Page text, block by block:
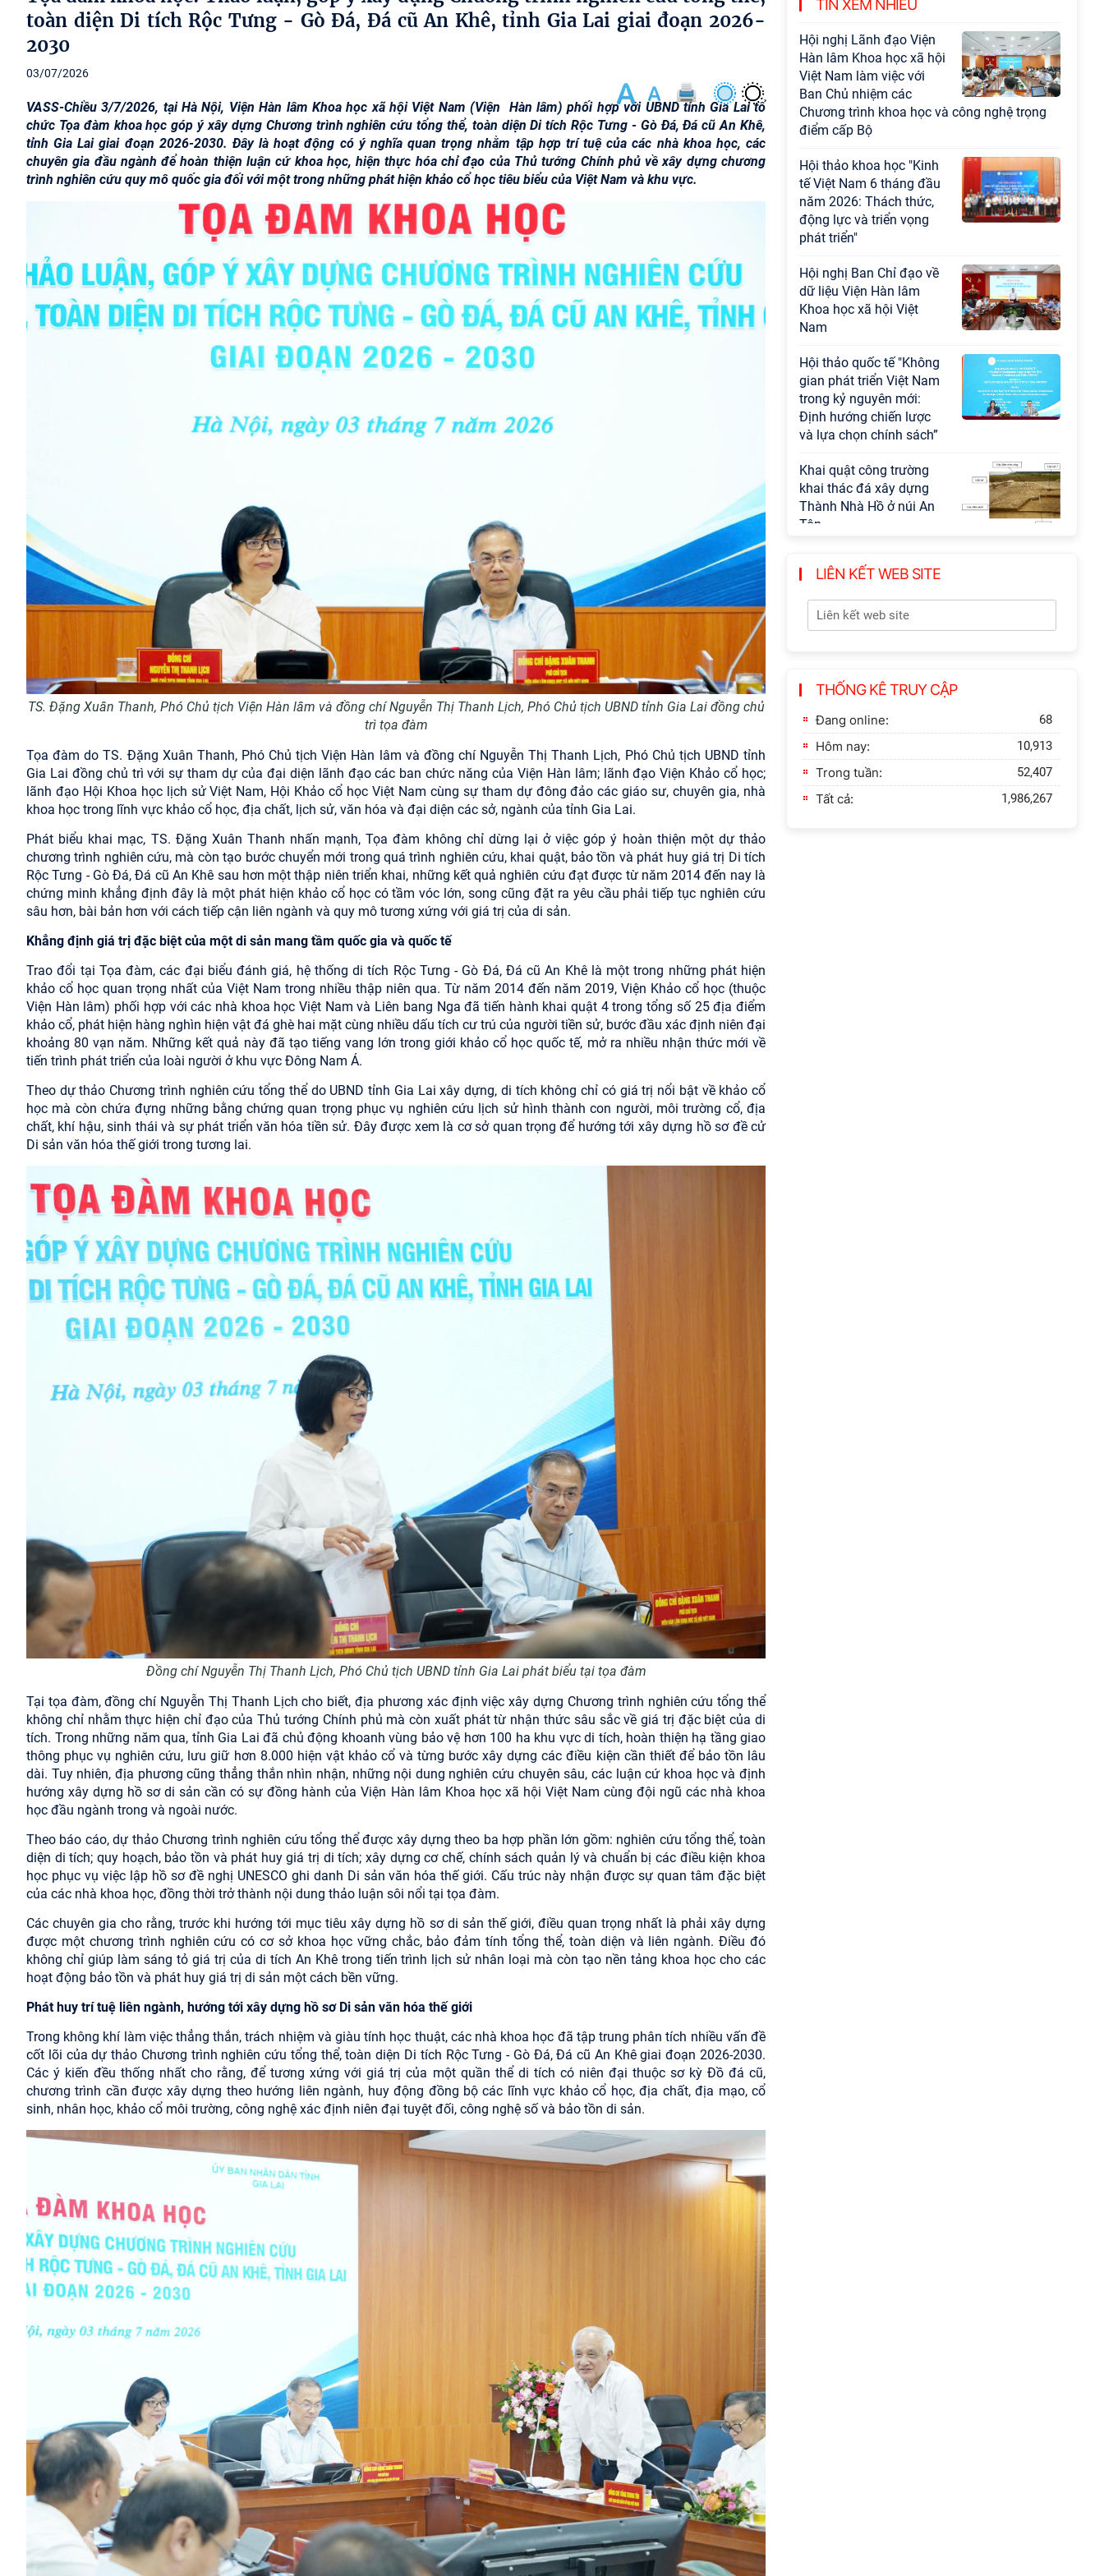
toàn diện Di tích Rộc Tưng - Gò Đá, Đá cũ An Khê, tỉnh Gia Lai giai đoạn 2026-
2030
03/07/2026
VASS-Chiều 3/7/2026, tại Hà Nội, Viện Hàn lâm Khoa học xã hội Việt Nam (Viện Hàn lâm) phối hợp với UBND tỉnh Gia Lai tổ
chức Tọa đàm khoa học góp ý xây dựng Chương trình nghiên cứu tổng thể, toàn diện Di tích Rộc Tưng - Gò Đá, Đá cũ An Khê,
tỉnh Gia Lai giai đoạn 2026-2030. Đây là hoạt động có ý nghĩa quan trọng nhằm tập hợp trí tuệ của các nhà khoa học, các
chuyên gia đầu ngành để hoàn thiện luận cứ khoa học, hiện thực hóa chỉ đạo của Thủ tướng Chính phủ về xây dựng chương
trình nghiên cứu quy mô quốc gia đối với một trong những phát hiện khảo cổ học tiêu biểu của Việt Nam và khu vực.
TS. Đặng Xuân Thanh, Phó Chủ tịch Viện Hàn lâm và đồng chí Nguyễn Thị Thanh Lịch, Phó Chủ tịch UBND tỉnh Gia Lai đồng chủ
trì tọa đàm
Tọa đàm do TS. Đặng Xuân Thanh, Phó Chủ tịch Viện Hàn lâm và đồng chí Nguyễn Thị Thanh Lịch, Phó Chủ tịch UBND tỉnh
Gia Lai đồng chủ trì với sự tham dự của đại diện lãnh đạo các ban chức năng của Viện Hàn lâm; lãnh đạo Viện Khảo cổ học;
lãnh đạo Hội Khoa học lịch sử Việt Nam, Hội Khảo cổ học Việt Nam cùng sự tham dự đông đảo các giáo sư, chuyên gia, nhà
khoa học trong lĩnh vực khảo cổ học, địa chất, lịch sử, văn hóa và đại diện các sở, ngành của tỉnh Gia Lai.
Phát biểu khai mạc, TS. Đặng Xuân Thanh nhấn mạnh, Tọa đàm không chỉ dừng lại ở việc góp ý hoàn thiện một dự thảo
chương trình nghiên cứu, mà còn tạo bước chuyển mới trong quá trình nghiên cứu, khai quật, bảo tồn và phát huy giá trị Di tích
Rộc Tưng - Gò Đá, Đá cũ An Khê sau hơn một thập niên triển khai, những kết quả nghiên cứu đạt được từ năm 2014 đến nay là
chứng minh khẳng định đây là một phát hiện khảo cổ học có tầm vóc lớn, song cũng đặt ra yêu cầu phải tiếp tục nghiên cứu
sâu hơn, bài bản hơn với cách tiếp cận liên ngành và quy mô tương xứng với giá trị của di sản.
Khẳng định giá trị đặc biệt của một di sản mang tầm quốc gia và quốc tế
Trao đổi tại Tọa đàm, các đại biểu đánh giá, hệ thống di tích Rộc Tưng - Gò Đá, Đá cũ An Khê là một trong những phát hiện
khảo cổ học quan trọng nhất của Việt Nam trong nhiều thập niên qua. Từ năm 2014 đến năm 2019, Viện Khảo cổ học (thuộc
Viện Hàn lâm) phối hợp với các nhà khoa học Việt Nam và Liên bang Nga đã tiến hành khai quật 4 trong tổng số 25 địa điểm
khảo cổ, phát hiện hàng nghìn hiện vật đá ghè hai mặt cùng nhiều dấu tích cư trú của người tiền sử, bước đầu xác định niên đại
khoảng 80 vạn năm. Những kết quả này đã tạo tiếng vang lớn trong giới khảo cổ học quốc tế, mở ra nhiều nhận thức mới về
tiến trình phát triển của loài người ở khu vực Đông Nam Á.
Theo dự thảo Chương trình nghiên cứu tổng thể do UBND tỉnh Gia Lai xây dựng, di tích không chỉ có giá trị nổi bật về khảo cổ
học mà còn chứa đựng những bằng chứng quan trọng phục vụ nghiên cứu lịch sử hình thành con người, môi trường cổ, địa
chất, khí hậu, sinh thái và sự phát triển văn hóa tiền sử. Đây được xem là cơ sở quan trọng để hướng tới xây dựng hồ sơ đề cử
Di sản văn hóa thế giới trong tương lai.
Đồng chí Nguyễn Thị Thanh Lịch, Phó Chủ tịch UBND tỉnh Gia Lai phát biểu tại tọa đàm
Tại tọa đàm, đồng chí Nguyễn Thị Thanh Lịch cho biết, địa phương xác định việc xây dựng Chương trình nghiên cứu tổng thể
không chỉ nhằm thực hiện chỉ đạo của Thủ tướng Chính phủ mà còn xuất phát từ nhận thức sâu sắc về giá trị đặc biệt của di
tích. Trong những năm qua, tỉnh Gia Lai đã chủ động khoanh vùng bảo vệ hơn 100 ha khu vực di tích, hoàn thiện hạ tầng giao
thông phục vụ nghiên cứu, lưu giữ hơn 8.000 hiện vật khảo cổ và từng bước xây dựng các điều kiện cần thiết để bảo tồn lâu
dài. Tuy nhiên, địa phương cũng thẳng thắn nhìn nhận, những nội dung nghiên cứu chuyên sâu, các luận cứ khoa học và định
hướng xây dựng hồ sơ di sản cần có sự đồng hành của Viện Hàn lâm Khoa học xã hội Việt Nam cùng đội ngũ các nhà khoa
học đầu ngành trong và ngoài nước.
Theo báo cáo, dự thảo Chương trình nghiên cứu tổng thể được xây dựng theo ba hợp phần lớn gồm: nghiên cứu tổng thể, toàn
diện di tích; quy hoạch, bảo tồn và phát huy giá trị di tích; xây dựng cơ chế, chính sách quản lý và chuẩn bị các điều kiện khoa
học phục vụ việc lập hồ sơ đề nghị UNESCO ghi danh Di sản văn hóa thế giới. Cấu trúc này nhận được sự quan tâm đặc biệt
của các nhà khoa học, đồng thời trở thành nội dung thảo luận sôi nổi tại tọa đàm.
Các chuyên gia cho rằng, trước khi hướng tới mục tiêu xây dựng hồ sơ di sản thế giới, điều quan trọng nhất là phải xây dựng
được một chương trình nghiên cứu có cơ sở khoa học vững chắc, bảo đảm tính tổng thể, toàn diện và liên ngành. Điều đó
không chỉ giúp làm sáng tỏ giá trị của di tích An Khê trong tiến trình lịch sử nhân loại mà còn tạo nền tảng khoa học cho các
hoạt động bảo tồn và phát huy giá trị di sản một cách bền vững.
Phát huy trí tuệ liên ngành, hướng tới xây dựng hồ sơ Di sản văn hóa thế giới
Trong không khí làm việc thẳng thắn, trách nhiệm và giàu tính học thuật, các nhà khoa học đã tập trung phân tích nhiều vấn đề
cốt lõi của dự thảo Chương trình nghiên cứu tổng thể, toàn diện Di tích Rộc Tưng - Gò Đá, Đá cũ An Khê giai đoạn 2026-2030.
Các ý kiến đều thống nhất cho rằng, để tương xứng với giá trị của một quần thể di tích có niên đại thuộc sơ kỳ Đồ đá cũ,
chương trình cần được xây dựng theo hướng liên ngành, huy động đồng bộ các lĩnh vực khảo cổ học, địa chất, địa mạo, cổ
sinh, nhân học, khảo cổ môi trường, công nghệ xác định niên đại tuyệt đối, công nghệ số và bảo tồn di sản.
TIN XEM NHIỀU
đạo sự nghiệp xây dựng chủ nghĩa xã hội
Hội nghị Lãnh đạo Viện
Hàn lâm Khoa học xã hội
Việt Nam làm việc với
Ban Chủ nhiệm các
Chương trình khoa học và công nghệ trọng
điểm cấp Bộ
Hội thảo khoa học "Kinh
tế Việt Nam 6 tháng đầu
năm 2026: Thách thức,
động lực và triển vọng
phát triển"
Hội nghị Ban Chỉ đạo về
dữ liệu Viện Hàn lâm
Khoa học xã hội Việt
Nam
Hội thảo quốc tế "Không
gian phát triển Việt Nam
trong kỷ nguyên mới:
Định hướng chiến lược
và lựa chọn chính sách”
Khai quật công trường
khai thác đá xây dựng
Thành Nhà Hồ ở núi An
Tôn
LIÊN KẾT WEB SITE
THỐNG KÊ TRUY CẬP
Đang online: 68
Hôm nay: 10,913
Trong tuần: 52,407
Tất cả: 1,986,267